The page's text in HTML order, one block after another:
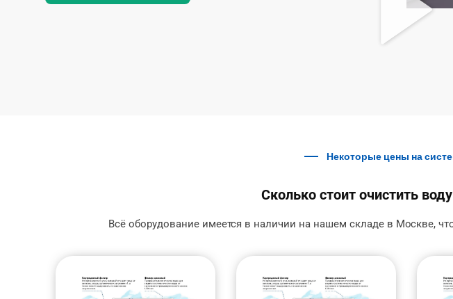
Некоторые цены на
Сколько стоит очистить
Всё оборудование имеется в наличии на нашем складе в Москве,